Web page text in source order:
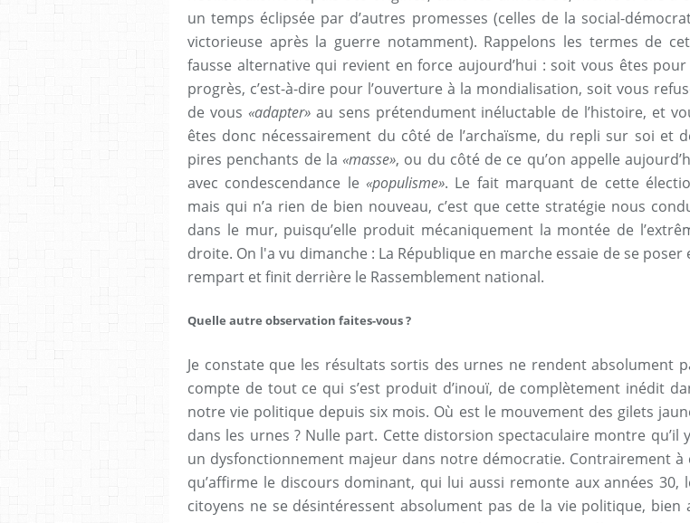
un temps éclipsée par d’autres promesses (celles de la social-
victorieuse après la guerre notamment). Rappelons les termes de
fausse alternative qui revient en force aujourd’hui : soit vous êtes pour
progrès, c’est-à-dire pour l’ouverture à la mondialisation, soit vous
de vous «adapter»au sens prétendument inéluctable de l’histoire, et
êtes donc nécessairement du côté de l’archaïsme, du repli sur soi et
pires penchants de la «masse», ou du côté de ce qu’on appelle
avec condescendance le «populisme». Le fait marquant de cette
mais qui n’a rien de bien nouveau, c’est que cette stratégie nous
dans le mur, puisqu’elle produit mécaniquement la montée de
droite. On l'a vu dimanche : La République en marche essaie de se poser
rempart et finit derrière le Rassemblement national.
Quelle autre observation faites-vous ?
Je constate que les résultats sortis des urnes ne rendent absolument
compte de tout ce qui s’est produit d’inouï, de complètement inédit
notre vie politique depuis six mois. Où est le mouvement des gilets
dans les urnes ? Nulle part. Cette distorsion spectaculaire montre qu’il
un dysfonctionnement majeur dans notre démocratie. Contrairement à
qu’affirme le discours dominant, qui lui aussi remonte aux années 30,
citoyens ne se désintéressent absolument pas de la vie politique, bien